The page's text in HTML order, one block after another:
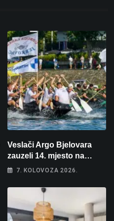
Veslači Argo Bjelovara
zauzeli 14. mjesto na
brzincu
7. KOLOVOZA 2026.